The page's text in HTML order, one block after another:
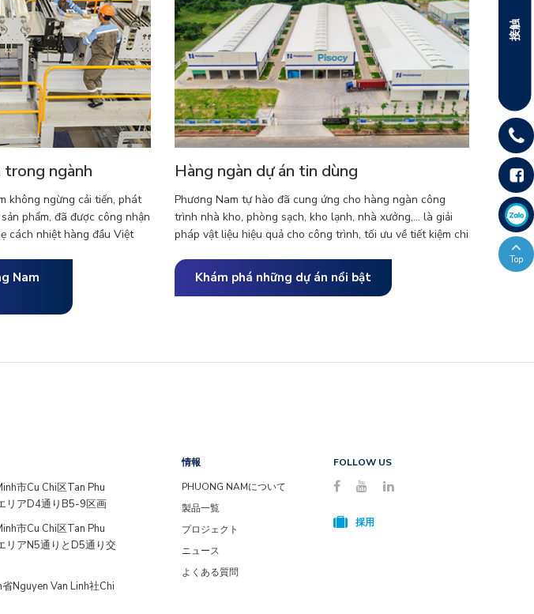
trong ngành
không ngừng cải tiến, phát
phẩm, đã được công nhận
cách nhiệt hàng đầu Việt
Nam
Hàng ngàn dự án tin dùng
Phương Nam tự hào đã cung ứng cho hàng ngàn công
trình nhà kho, phòng sạch, kho lạnh, nhà xưởng,... là giải
pháp vật liệu hiệu quả cho công trình, tối ưu về tiết kiệm chi
thầu, sử dụng cho hàng ngàn công trình trong cả nước. Đa
dạng dòng sản phẩm sandwich panel cho vách trong, vách
Khám phá những dự án nổi bật
市Cu Chi区Tan Phu
リアD4通りB5-9区画
市Cu Chi区Tan Phu
リアN5通りとD5通り交
Nguyen Van Linh社Chi
情報
PHUONG NAMについて
製品一覧
プロジェクト
ニュース
よくある質問
FOLLOW US
採用
接触